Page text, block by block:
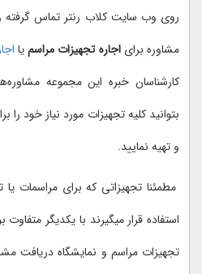
روی وب سایت کلاب رنتر تماس گرفته
مشاوره برایاجاره تجهیزات مراسمیا
کارشناسان خبره این مجموعه
بتوانید کلیه تجهیزات مورد نیاز خود
و تهیه نمایید.
مطمئنا تجهیزاتی که برای مراسمات
استفاده قرار میگیرند با یکدیگر متفاوت
تجهیزات مراسم و نمایشگاه دریافت